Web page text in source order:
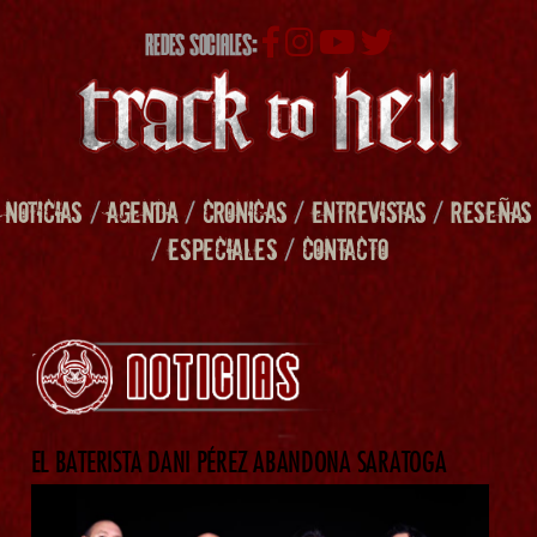
REDES SOCIALES:
NOTICIAS /AGENDA/ CRONICAS/ENTREVISTAS/RESEÑAS
/ESPECIALES/ CONTACTO
EL BATERISTA DANI PÉREZ ABANDONA SARATOGA